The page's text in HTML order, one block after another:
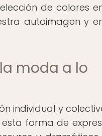
de colores
autoimagen y
moda a lo
individual y
forma de